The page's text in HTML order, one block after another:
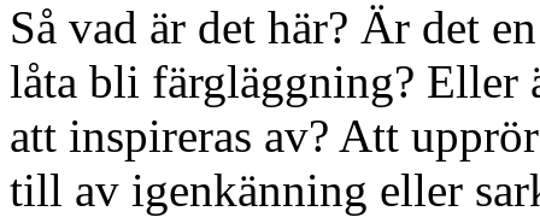
Så vad är det här? Är det
låta bli färgläggning? Eller
att inspireras av? Att
till av igenkänning eller